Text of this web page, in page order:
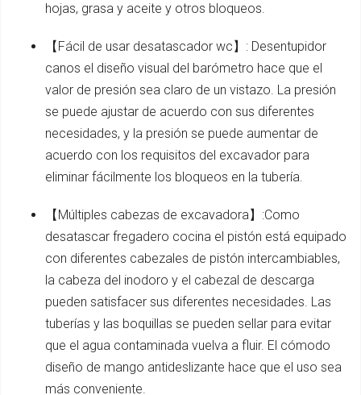
hojas, grasa y aceite y otros bloqueos.
【Fácil de usar desatascador wc】: Desentupidor
canos el diseño visual del barómetro hace que el
valor de presión sea claro de un vistazo. La presión
se puede ajustar de acuerdo con sus diferentes
necesidades, y la presión se puede aumentar de
acuerdo con los requisitos del excavador para
eliminar fácilmente los bloqueos en la tubería.
【Múltiples cabezas de excavadora】:Como
desatascar fregadero cocina el pistón está equipado
con diferentes cabezales de pistón intercambiables,
la cabeza del inodoro y el cabezal de descarga
pueden satisfacer sus diferentes necesidades. Las
tuberías y las boquillas se pueden sellar para evitar
que el agua contaminada vuelva a fluir. El cómodo
diseño de mango antideslizante hace que el uso sea
más conveniente.